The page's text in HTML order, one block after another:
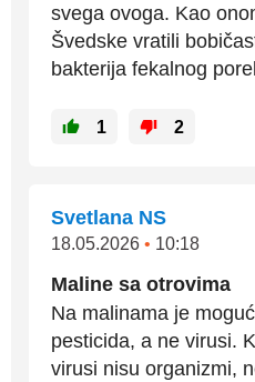
svega ovoga. Kao
Švedske vratili
bakterija fekalnog
1 2
Svetlana NS
18.05.2026 • 10:18
Maline sa otrovima
Na malinama je
pesticida, a ne virusi.
virusi nisu organizmi,